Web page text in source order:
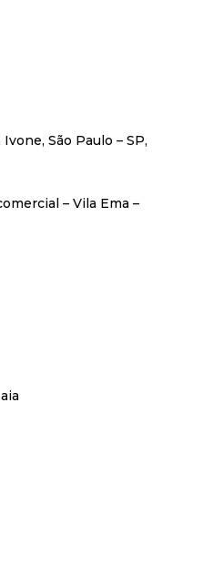
São Paulo – SP,
– Vila Ema –